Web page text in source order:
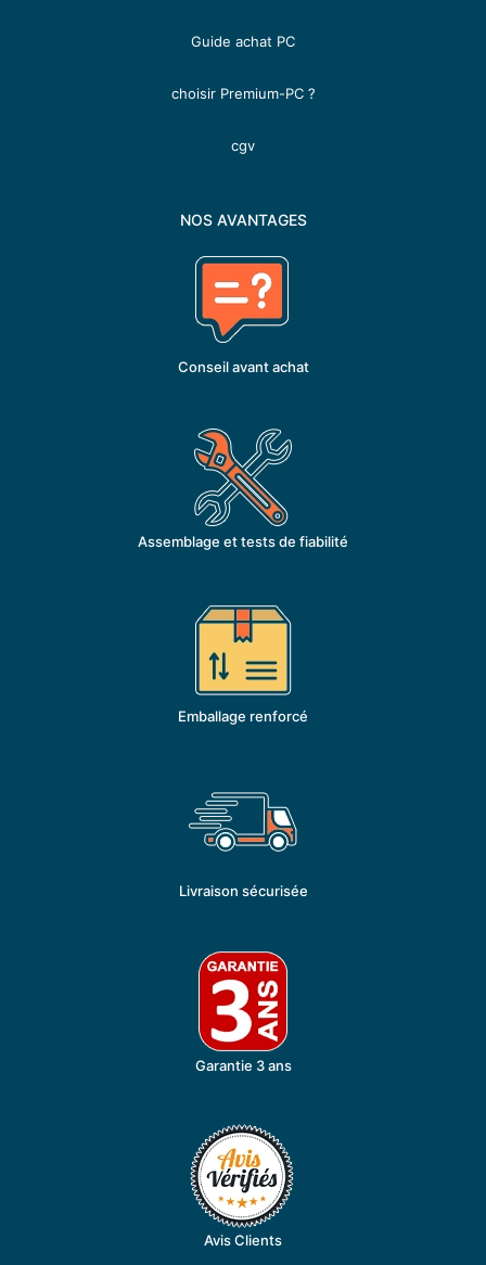
Guide achat PC
choisir Premium-PC ?
cgv
NOS AVANTAGES
Conseil avant achat
Assemblage et tests de fiabilité
Emballage renforcé
Livraison sécurisée
Garantie 3 ans
Avis Clients